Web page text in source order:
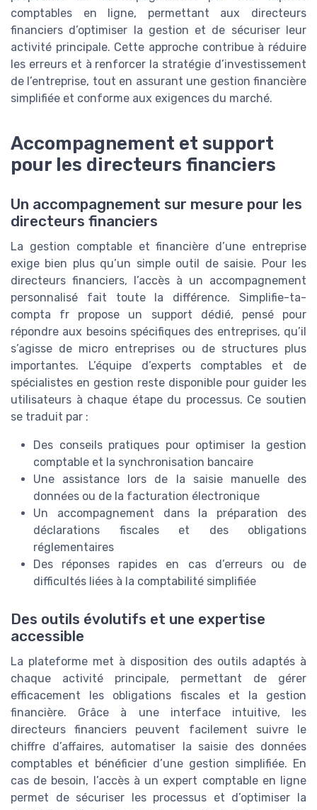
comptables en ligne, permettant aux directeurs
financiers d’optimiser la gestion et de sécuriser leur
activité principale. Cette approche contribue à réduire
les erreurs et à renforcer la stratégie d’investissement
de l’entreprise, tout en assurant une gestion financière
simplifiée et conforme aux exigences du marché.
Accompagnement et support
pour les directeurs financiers
Un accompagnement sur mesure pour les
directeurs financiers
La gestion comptable et financière d’une entreprise
exige bien plus qu’un simple outil de saisie. Pour les
directeurs financiers, l’accès à un accompagnement
personnalisé fait toute la différence. Simplifie-ta-
compta fr propose un support dédié, pensé pour
répondre aux besoins spécifiques des entreprises, qu’il
s’agisse de micro entreprises ou de structures plus
importantes. L’équipe d’experts comptables et de
spécialistes en gestion reste disponible pour guider les
utilisateurs à chaque étape du processus. Ce soutien
se traduit par :
Des conseils pratiques pour optimiser la gestion
comptable et la synchronisation bancaire
Une assistance lors de la saisie manuelle des
données ou de la facturation électronique
Un accompagnement dans la préparation des
déclarations fiscales et des obligations
réglementaires
Des réponses rapides en cas d’erreurs ou de
difficultés liées à la comptabilité simplifiée
Des outils évolutifs et une expertise
accessible
La plateforme met à disposition des outils adaptés à
chaque activité principale, permettant de gérer
efficacement les obligations fiscales et la gestion
financière. Grâce à une interface intuitive, les
directeurs financiers peuvent facilement suivre le
chiffre d’affaires, automatiser la saisie des données
comptables et bénéficier d’une gestion simplifiée. En
cas de besoin, l’accès à un expert comptable en ligne
permet de sécuriser les processus et d’optimiser la